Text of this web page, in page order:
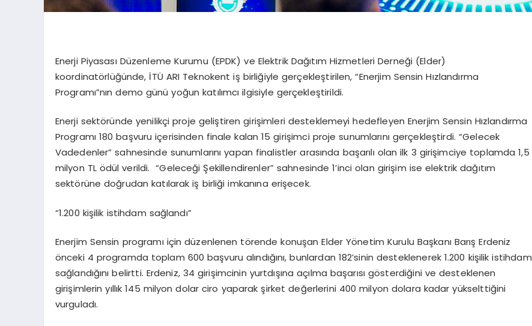
Enerji Piyasası Düzenleme Kurumu (EPDK) ve Elektrik Dağıtım Hizmetleri Derneği (Elder)
koordinatörlüğünde, İTÜ ARI Teknokent iş birliğiyle gerçekleştirilen, “Enerjim Sensin Hızlandırma
Programı”nın demo günü yoğun katılımcı ilgisiyle gerçekleştirildi.
Enerji sektöründe yenilikçi proje geliştiren girişimleri desteklemeyi hedefleyen Enerjim Sensin Hızlandırma
Programı 180 başvuru içerisinden finale kalan 15 girişimci proje sunumlarını gerçekleştirdi. “Gelecek
Vadedenler” sahnesinde sunumlarını yapan finalistler arasında başarılı olan ilk 3 girişimciye toplamda 1,5
milyon TL ödül verildi. “Geleceği Şekillendirenler” sahnesinde 1’inci olan girişim ise elektrik dağıtım
sektörüne doğrudan katılarak iş birliği imkanına erişecek.
“1.200 kişilik istihdam sağlandı”
Enerjim Sensin programı için düzenlenen törende konuşan Elder Yönetim Kurulu Başkanı Barış Erdeniz
önceki 4 programda toplam 600 başvuru alındığını, bunlardan 182’sinin desteklenerek 1.200 kişilik istihdam
sağlandığını belirtti. Erdeniz, 34 girişimcinin yurtdışına açılma başarısı gösterdiğini ve desteklenen
girişimlerin yıllık 145 milyon dolar ciro yaparak şirket değerlerini 400 milyon dolara kadar yükselttiğini
vurguladı.